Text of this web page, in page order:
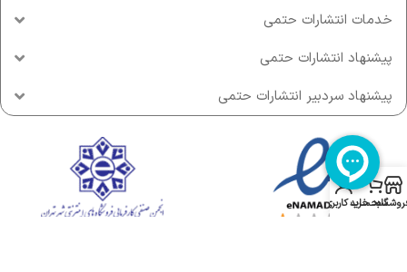
خدمات انتشارات حتمی
پیشنهاد انتشارات حتمی
پیشنهاد سردبیر انتشارات حتمی
سبد خرید
حساب کاربری من